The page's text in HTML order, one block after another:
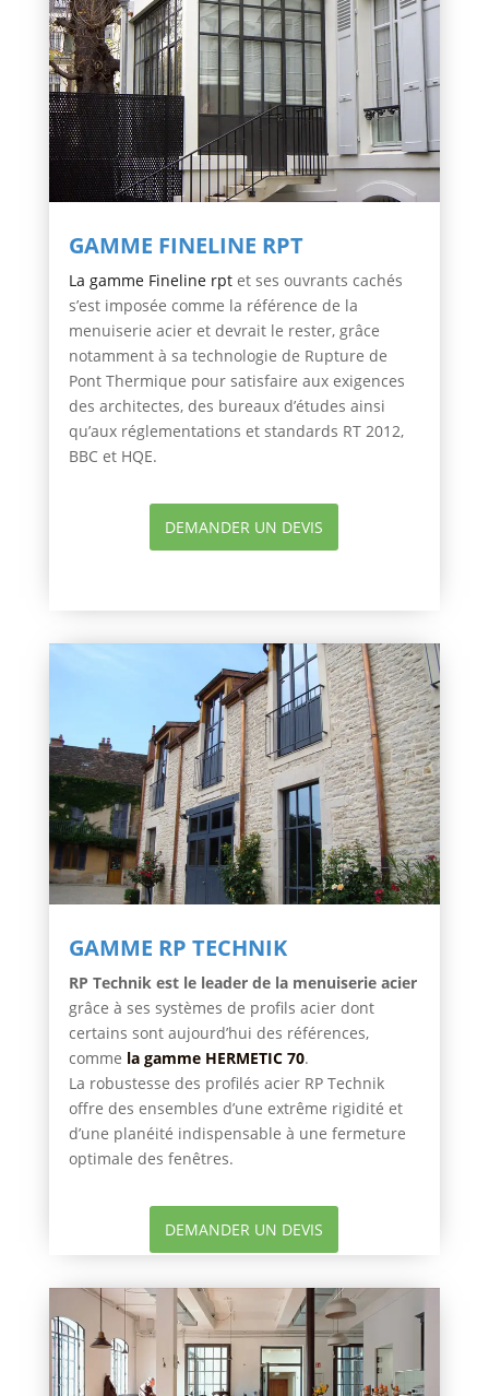
GAMME FINELINE RPT
La gamme Fineline rptet ses ouvrants cachés
s’est imposée comme la référence de la
menuiserie acier et devrait le rester, grâce
notamment à sa technologie de Rupture de
Pont Thermique pour satisfaire aux exigences
des architectes, des bureaux d’études ainsi
qu’aux réglementations et standards RT 2012,
BBC et HQE.
DEMANDER UN DEVIS
GAMME RP TECHNIK
RP Technik est le leader de la menuiserie acier
grâce à ses systèmes de profils acier dont
certains sont aujourd’hui des références,
comme la gamme HERMETIC 70.
La robustesse des profilés acierRP Technik
offre des ensembles d’une extrême rigidité et
d’une planéité indispensable à une fermeture
optimale des fenêtres.
DEMANDER UN DEVIS